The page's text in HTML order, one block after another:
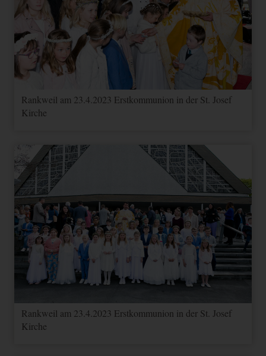
Rankweil am 23.4.2023 Erstkommunion in der St. Josef
Kirche
Rankweil am 23.4.2023 Erstkommunion in der St. Josef
Kirche